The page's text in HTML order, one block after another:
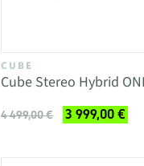
CUBE
Cube Stereo Hybrid
4 499,00 € 3 999,00 €